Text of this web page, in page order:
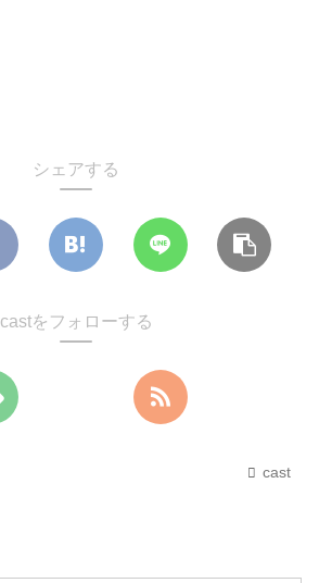
シェアする
castをフォローする
cast